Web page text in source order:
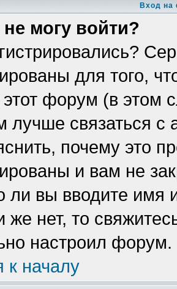
Вход на
могу войти?
для того,
этот форум (в этом
лучше связаться
почему это
и вам не
ли вы вводите
же нет, то
настроил форум.
к началу